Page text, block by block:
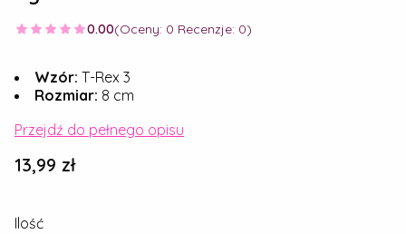
0.00(Oceny: 0 Recenzje: 0)
Wzór: T-Rex 3
Rozmiar: 8 cm
Przejdź do pełnego opisu
Cena
13,99 zł
Ilość